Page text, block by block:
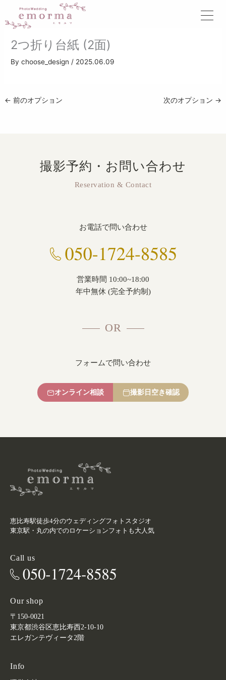
を
2つ折り台紙 (2面)
Bychoose_design/ 2025.06.09
← 前のオプション 次のオプション →
撮影予約・お問い合わせ
Reservation & Contact
お電話で問い合わせ
営業時間 10:00~18:00
年中無休 (完全予約制)
OR
フォームで問い合わせ
オンライン相談 撮影日空き確認
恵比寿駅徒歩4分のウェディングフォトスタジオ
東京駅・丸の内でのロケーションフォトも大人気
Call us
Our shop
〒150-0021
東京都渋谷区恵比寿西2-10-10
エレガンテヴィータ2階
Info